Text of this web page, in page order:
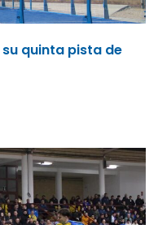
quinta pista de